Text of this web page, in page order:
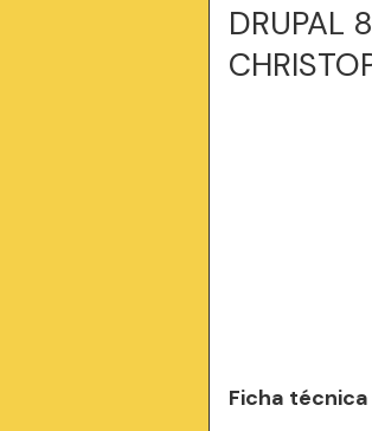
DRUPAL
Ficha técnica